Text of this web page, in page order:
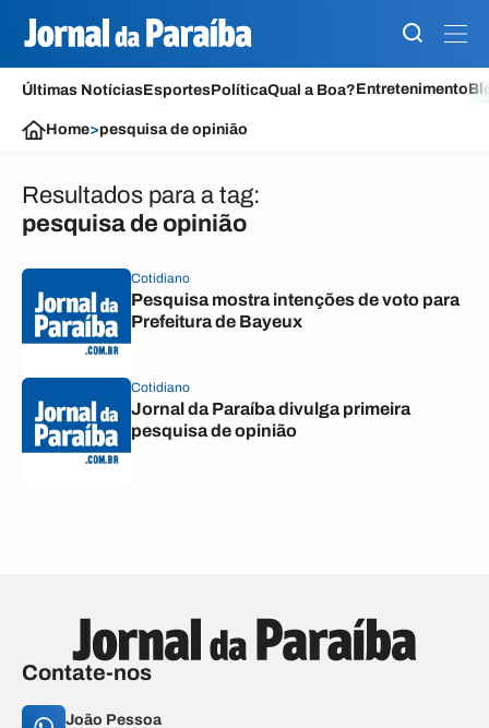
Últimas NotíciasEsportesPolíticaQual a Boa?Entretenimento
Home>pesquisa de opinião
Resultados para a tag:
pesquisa de opinião
Cotidiano
Pesquisa mostra intenções de voto para
Prefeitura de Bayeux
Cotidiano
Jornal da Paraíba divulga primeira
pesquisa de opinião
Contate-nos
João Pessoa